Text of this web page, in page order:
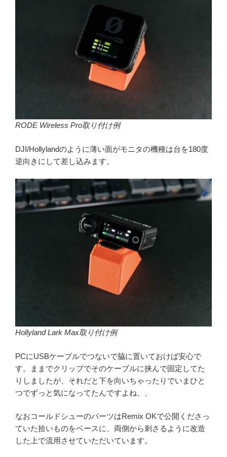
RODE Wireless Pro取り付け例
DJI/Hollylandのように薄い面がモニタの機種は台を180度
逆向きにして差し込みます。
Hollyland Lark Max取り付け例
PCにUSBケーブルでつないで脇に置いておけば安心で
す。ままでクリップでそのケーブルに挟んで固定してた
りしましたが、それだと下を向いちゃったりでいまひと
つでずっと気になってたんですよね、、
なおコールドシューのパーツはRemix OKで公開くださっ
ていた拾いものをベースに、両側から刺さるように改造
した上で流用させていただいています。